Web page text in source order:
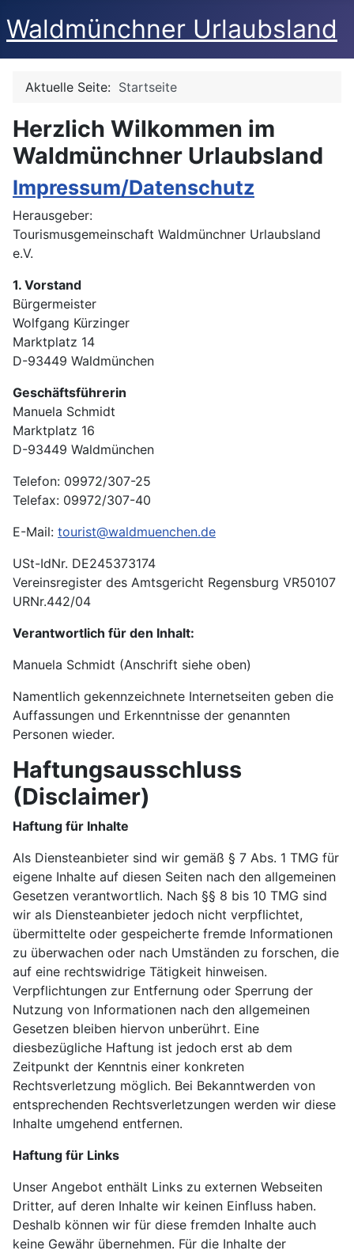
Waldmünchner Urlaubsland
Aktuelle Seite: Startseite
Herzlich Wilkommen im
Waldmünchner Urlaubsland
Impressum/Datenschutz
Herausgeber:
Tourismusgemeinschaft Waldmünchner Urlaubsland
e.V.
1. Vorstand
Bürgermeister
Wolfgang Kürzinger
Marktplatz 14
D-93449 Waldmünchen
Geschäftsführerin
Manuela Schmidt
Marktplatz 16
D-93449 Waldmünchen
Telefon: 09972/307-25
Telefax: 09972/307-40
E-Mail: tourist@waldmuenchen.de
USt-IdNr. DE245373174
Vereinsregister des Amtsgericht Regensburg VR50107
URNr.442/04
Verantwortlich für den Inhalt:
Manuela Schmidt (Anschrift siehe oben)
Namentlich gekennzeichnete Internetseiten geben die
Auffassungen und Erkenntnisse der genannten
Personen wieder.
Haftungsausschluss
(Disclaimer)
Haftung für Inhalte
Als Diensteanbieter sind wir gemäß § 7 Abs. 1 TMG für
eigene Inhalte auf diesen Seiten nach den allgemeinen
Gesetzen verantwortlich. Nach §§ 8 bis 10 TMG sind
wir als Diensteanbieter jedoch nicht verpflichtet,
übermittelte oder gespeicherte fremde Informationen
zu überwachen oder nach Umständen zu forschen, die
auf eine rechtswidrige Tätigkeit hinweisen.
Verpflichtungen zur Entfernung oder Sperrung der
Nutzung von Informationen nach den allgemeinen
Gesetzen bleiben hiervon unberührt. Eine
diesbezügliche Haftung ist jedoch erst ab dem
Zeitpunkt der Kenntnis einer konkreten
Rechtsverletzung möglich. Bei Bekanntwerden von
entsprechenden Rechtsverletzungen werden wir diese
Inhalte umgehend entfernen.
Haftung für Links
Unser Angebot enthält Links zu externen Webseiten
Dritter, auf deren Inhalte wir keinen Einfluss haben.
Deshalb können wir für diese fremden Inhalte auch
keine Gewähr übernehmen. Für die Inhalte der